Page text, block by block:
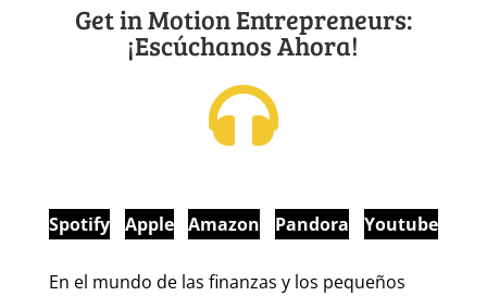
Get in Motion Entrepreneurs:
¡Escúchanos Ahora!
Spotify Apple Amazon Pandora Youtube
En el mundo de las finanzas y los pequeños